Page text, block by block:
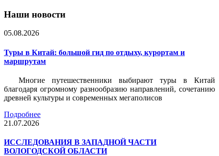
Наши новости
05.08.2026
Туры в Китай: большой гид по отдыху, курортам и
маршрутам
Многие путешественники выбирают туры в Китай
благодаря огромному разнообразию направлений, сочетанию
древней культуры и современных мегаполисов
Подробнее
21.07.2026
ИССЛЕДОВАНИЯ В ЗАПАДНОЙ ЧАСТИ
ВОЛОГОДСКОЙ ОБЛАСТИ